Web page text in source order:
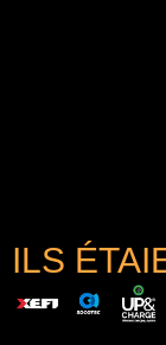
ILS